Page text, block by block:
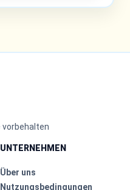
UNTERNEHMEN
Über uns
Nutzungsbedingungen